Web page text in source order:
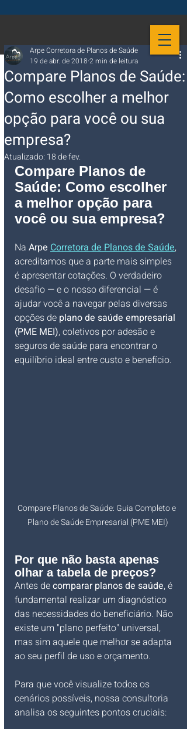
Compare Planos de Saúde:
Como escolher a melhor
opção para você ou sua
empresa?
Arpe Corretora de Planos de Saúde
19 de abr. de 2018 2 min de leitura
Atualizado: 18 de fev.
Compare Planos de
Saúde: Como escolher
a melhor opção para
você ou sua empresa?
Na Arpe Corretora de Planos de Saúde,
acreditamos que a parte mais simples
é apresentar cotações. O verdadeiro
desafio — e o nosso diferencial — é
ajudar você a navegar pelas diversas
opções de plano de saúde empresarial
(PME MEI), coletivos por adesão e
seguros de saúde para encontrar o
equilíbrio ideal entre custo e benefício.
Compare Planos de Saúde: Guia Completo e
Plano de Saúde Empresarial (PME MEI)
Por que não basta apenas
olhar a tabela de preços?
Antes de comparar planos de saúde, é
fundamental realizar um diagnóstico
das necessidades do beneficiário. Não
existe um "plano perfeito" universal,
mas sim aquele que melhor se adapta
ao seu perfil de uso e orçamento.
Para que você visualize todos os
cenários possíveis, nossa consultoria
analisa os seguintes pontos cruciais: